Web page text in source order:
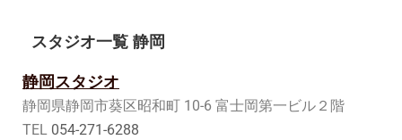
スタジオ一覧 静岡
静岡スタジオ
静岡県静岡市葵区昭和町 10-6 富士岡第一ビル２階
TEL 054-271-6288